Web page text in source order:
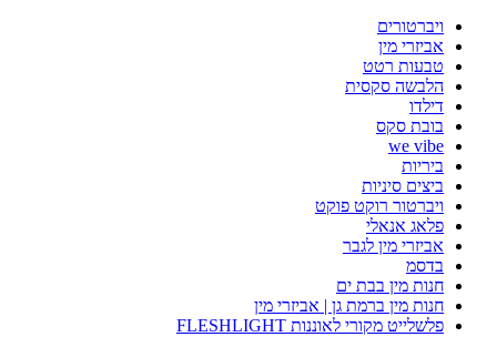
ויברטורים
אביזרי מין
טבעות רטט
הלבשה סקסית
דילדו
בובת סקס
we vibe
ביריות
ביצים סיניות
ויברטור רוקט פוקט
פלאג אנאלי
אביזרי מין לגבר
בדסמ
חנות מין בבת ים
חנות מין ברמת גן | אביזרי מין
פלשלייט מקורי לאוננות FLESHLIGHT